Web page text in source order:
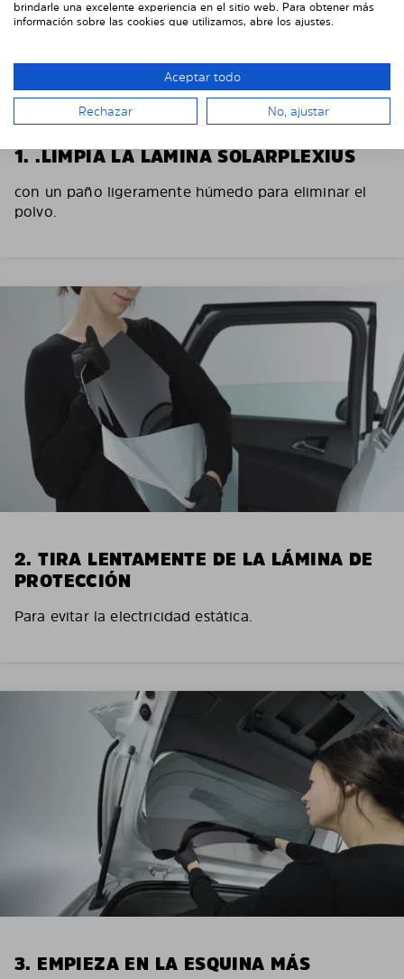
1. .LIMPIA LA LÁMINA SOLARPLEXIUS
con un paño ligeramente húmedo para eliminar el
polvo.
2. TIRA LENTAMENTE DE LA LÁMINA DE
PROTECCIÓN
Para evitar la electricidad estática.
3. EMPIEZA EN LA ESQUINA MÁS
brindarle una excelente experiencia en el sitio web. Para obtener más
información sobre las cookies que utilizamos, abre los ajustes.
Aceptar todo
Rechazar No, ajustar